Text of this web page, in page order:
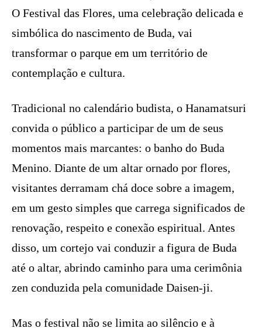
O Festival das Flores, uma celebração delicada e
simbólica do nascimento de Buda, vai
transformar o parque em um território de
contemplação e cultura.
Tradicional no calendário budista, o Hanamatsuri
convida o público a participar de um de seus
momentos mais marcantes: o banho do Buda
Menino. Diante de um altar ornado por flores,
visitantes derramam chá doce sobre a imagem,
em um gesto simples que carrega significados de
renovação, respeito e conexão espiritual. Antes
disso, um cortejo vai conduzir a figura de Buda
até o altar, abrindo caminho para uma cerimônia
zen conduzida pela comunidade Daisen-ji.
Mas o festival não se limita ao silêncio e à